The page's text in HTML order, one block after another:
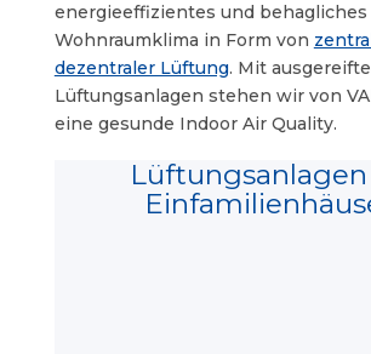
energieeffizientes und behagliches
Wohnraumklima in Form von
dezentraler Lüftung. Mit
Lüftungsanlagen stehen wir von
eine gesunde Indoor Air Quality.